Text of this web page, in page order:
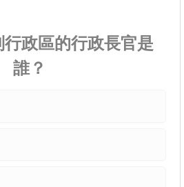
政區的行政長官是
誰？